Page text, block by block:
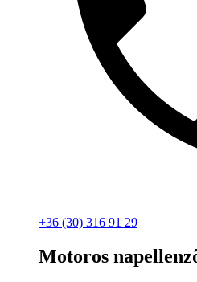
+36 (30) 316 91 29
Motoros